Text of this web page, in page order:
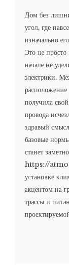
Дом без
угол, где
изначально
Это не просто
начале не
электрики.
получила
провода
здравый
базовые
станет
https://
установке
акцентом на
трассы и